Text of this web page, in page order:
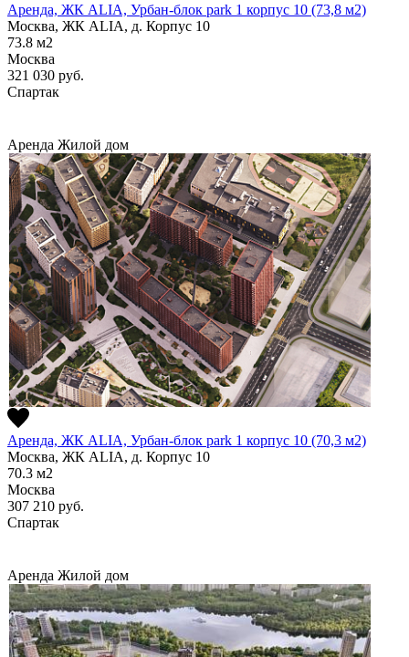
Аренда, ЖК ALIA, Урбан-блок park 1 корпус 10 (73,8 м2)
Москва, ЖК ALIA, д. Корпус 10
73.8 м2
Москва
321 030 руб.
Спартак
Аренда Жилой дом
Аренда, ЖК ALIA, Урбан-блок park 1 корпус 10 (70,3 м2)
Москва, ЖК ALIA, д. Корпус 10
70.3 м2
Москва
307 210 руб.
Спартак
Аренда Жилой дом